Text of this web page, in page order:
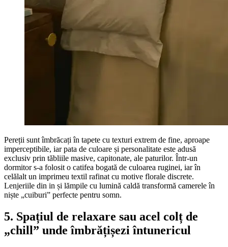
Pereții sunt îmbrăcați în tapete cu texturi extrem de fine, aproape
imperceptibile, iar pata de culoare și personalitate este adusă
exclusiv prin tăbliile masive, capitonate, ale paturilor. Într-un
dormitor s-a folosit o catifea bogată de culoarea ruginei, iar în
celălalt un imprimeu textil rafinat cu motive florale discrete.
Lenjeriile din in și lămpile cu lumină caldă transformă camerele în
niște „cuiburi” perfecte pentru somn.
5. Spațiul de relaxare sau acel colț de
„chill” unde îmbrățișezi întunericul